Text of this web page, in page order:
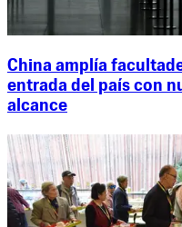
China amplía
entrada del país con
alcance